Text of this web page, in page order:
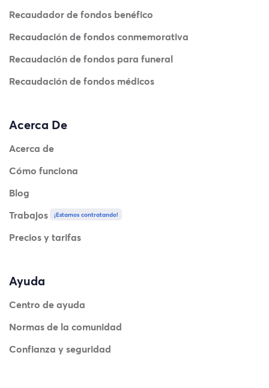
Recaudador de fondos benéfico
Recaudación de fondos conmemorativa
Recaudación de fondos para funeral
Recaudación de fondos médicos
Acerca De
Acerca de
Cómo funciona
Blog
Trabajos
¡Estamos contratando!
Precios y tarifas
Ayuda
Centro de ayuda
Normas de la comunidad
Confianza y seguridad